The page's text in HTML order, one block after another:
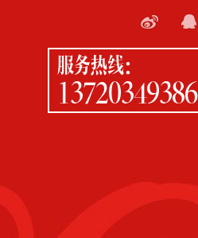
服务热线：
13720349386